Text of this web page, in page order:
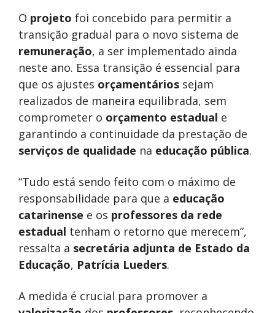
O projeto foi concebido para permitir a
transição gradual para o novo sistema de
remuneração, a ser implementado ainda
neste ano. Essa transição é essencial para
que os ajustes orçamentários sejam
realizados de maneira equilibrada, sem
comprometer o orçamento estadual e
garantindo a continuidade da prestação de
serviços de qualidade na educação pública.
“Tudo está sendo feito com o máximo de
responsabilidade para que a educação
catarinense e os professores da rede
estadual tenham o retorno que merecem”,
ressalta a secretária adjunta de Estado da
Educação, Patrícia Lueders.
A medida é crucial para promover a